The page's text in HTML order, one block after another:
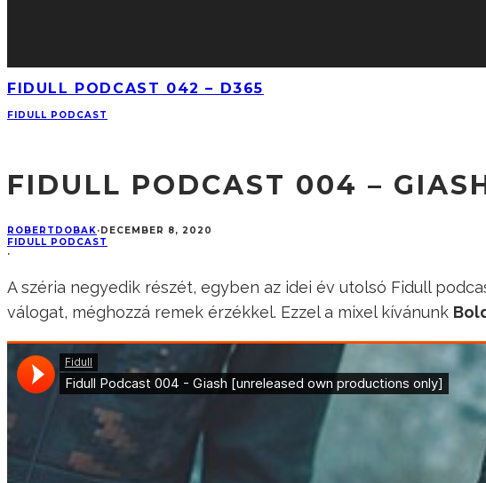
FIDULL PODCAST 042 – D365
FIDULL PODCAST
FIDULL PODCAST 004 –
ROBERTDOBAK·DECEMBER 8, 2020
FIDULL PODCAST
·
A széria negyedik részét, egyben az idei év utolsó Fidull
válogat, méghozzá remek érzékkel. Ezzel a mixel kívánunk